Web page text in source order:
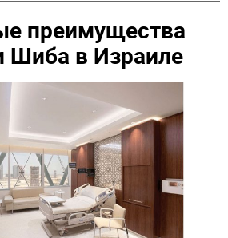
преимущества
Шиба в Израиле